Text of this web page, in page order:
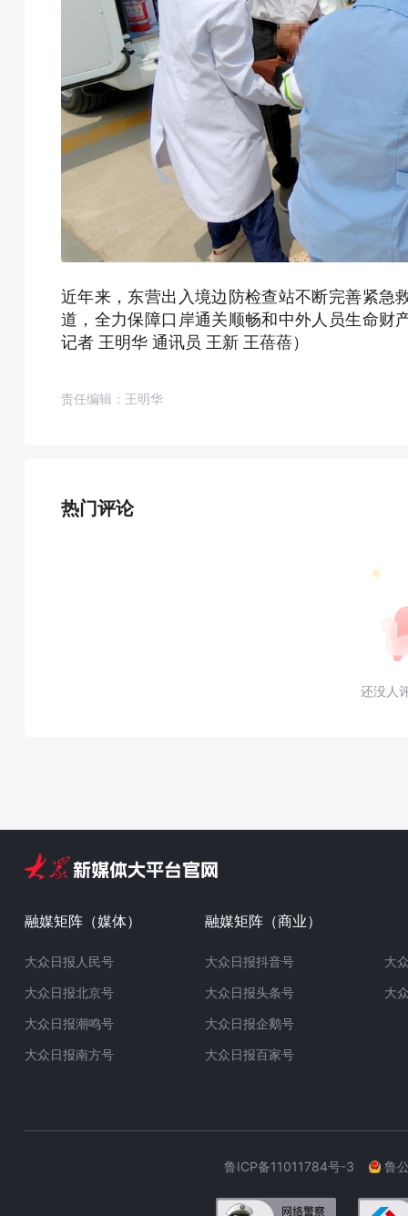
近年来，东营出入境边防检查站不断完善紧急
道，全力保障口岸通关顺畅和中外人员生命财
记者 王明华 通讯员 王新 王蓓蓓）
责任编辑：王明华
热门评论
还没人
融媒矩阵（媒体）
大众日报人民号
大众日报北京号
大众日报潮鸣号
大众日报南方号
融媒矩阵（商业）
大众日报抖音号
大众日报头条号
大众日报企鹅号
大众日报百家号
大
大
鲁ICP备11011784号-3 鲁